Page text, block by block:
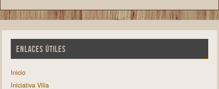
ENLACES ÚTILES
Inicio
Iniciativa Vilia